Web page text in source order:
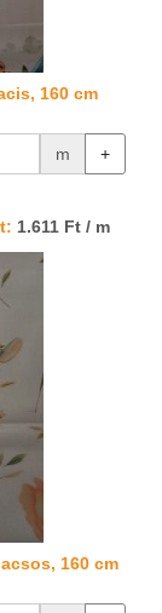
160 cm
m +
1.611 Ft / m
160 cm